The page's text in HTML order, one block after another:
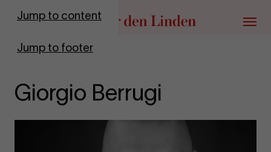
Jump to content
Jump to footer
Go to homepage
Menu
Giorgio Berrugi